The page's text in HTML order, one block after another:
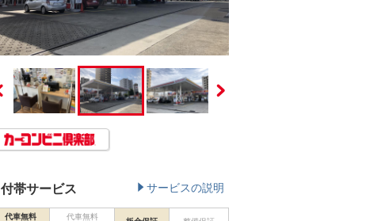
付帯サービス サービスの説明
代車無料
代車無料